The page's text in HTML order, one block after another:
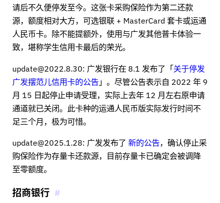
请后不久便停发至今。这张卡采购保险作为第二还款
源，额度相对大方，可选银联 + MasterCard 套卡或运通
人民币卡。除不能提额外，使用与广发其他普卡体验一
致，堪称学生信用卡最后的荣光。
update@2022.8.30: 广发银行在 8.1 发布了「关于停发
广发摆范儿信用卡的公告」。尽管公告表示自 2022 年 9
月 15 日起停止申请受理，实际上去年 12 月左右原申请
通道就已关闭。此卡种的运通人民币版实际发行时间不
足三个月，极为可惜。
update@2025.1.28: 广发发布了 新的公告，确认停止采
购保险作为存量卡还款源，目前存量卡已确定会被调降
至零额度。
招商银行